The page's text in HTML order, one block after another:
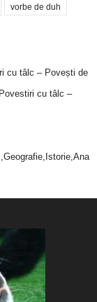
vorbe de duh
cu tâlc – Povești de
cu tâlc –